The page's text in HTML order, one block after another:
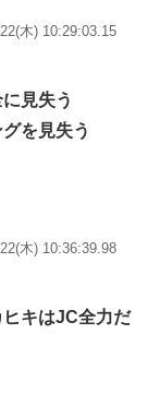
木) 10:29:03.15
見失う
を見失う
木) 10:36:39.98
キはJC全力だ